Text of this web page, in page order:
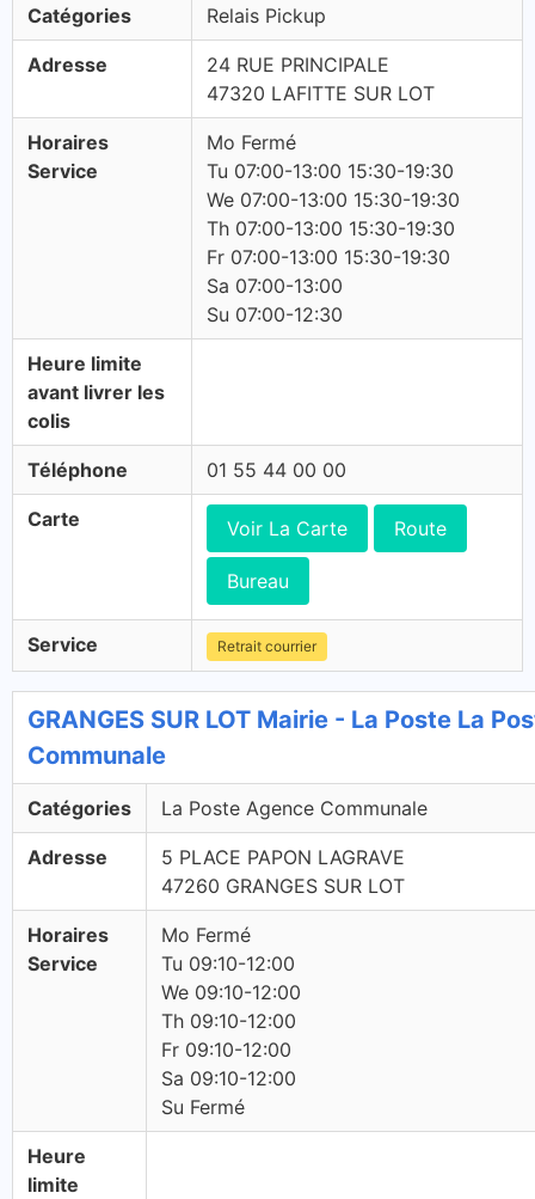
Catégories Relais Pickup
Adresse
24 RUE PRINCIPALE
47320 LAFITTE SUR LOT
Horaires
Service
Mo Fermé
Tu 07:00-13:00 15:30-19:30
We 07:00-13:00 15:30-19:30
Th 07:00-13:00 15:30-19:30
Fr 07:00-13:00 15:30-19:30
Sa 07:00-13:00
Su 07:00-12:30
Heure limite
avant livrer les
colis
Téléphone 01 55 44 00 00
Carte Voir La Carte Route
Bureau
Service Retrait courrier
GRANGES SUR LOT Mairie - La Poste La
Communale
Catégories La Poste Agence Communale
Adresse
5 PLACE PAPON LAGRAVE
47260 GRANGES SUR LOT
Horaires
Service
Mo Fermé
Tu 09:10-12:00
We 09:10-12:00
Th 09:10-12:00
Fr 09:10-12:00
Sa 09:10-12:00
Su Fermé
Heure
limite